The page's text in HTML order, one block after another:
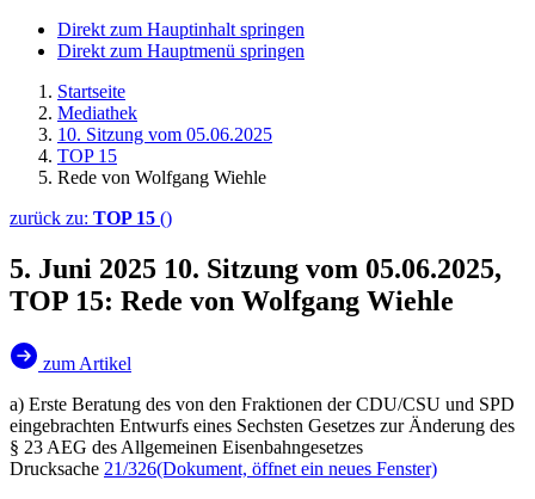
Direkt zum Hauptinhalt springen
Direkt zum Hauptmenü springen
Startseite
Mediathek
10. Sitzung vom 05.06.2025
TOP 15
Rede von Wolfgang Wiehle
zurück zu: TOP 15 ()
5. Juni 2025 10. Sitzung vom 05.06.2025,
TOP 15: Rede von Wolfgang Wiehle
zum Artikel
a) Erste Beratung des von den Fraktionen der CDU/CSU und SPD
eingebrachten Entwurfs eines Sechsten Gesetzes zur Änderung des
§ 23 AEG des Allgemeinen Eisenbahngesetzes
Drucksache 21/326(Dokument, öffnet ein neues Fenster)